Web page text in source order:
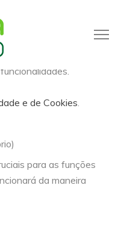
de
necessários,
uma boa experiência
e de Cookies.
para as funções
da maneira